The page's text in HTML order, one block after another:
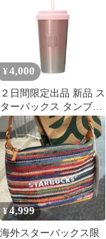
¥ 4,000
２日間限定出品 新品 ス
ターバックス タンブラ
ー 473ml ピンク
¥4,999
海外スターバックス限